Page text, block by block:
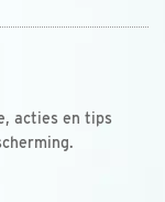
acties en tips